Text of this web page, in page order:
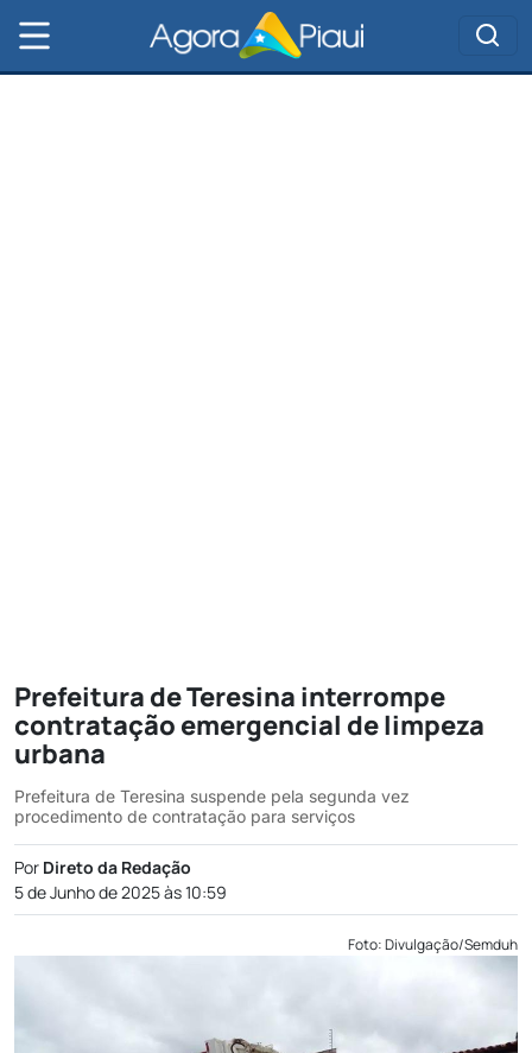
Prefeitura de Teresina interrompe
contratação emergencial de limpeza
urbana
Prefeitura de Teresina suspende pela segunda vez
procedimento de contratação para serviços
Por Direto da Redação
5 de Junho de 2025 às 10:59
Foto: Divulgação/Semduh